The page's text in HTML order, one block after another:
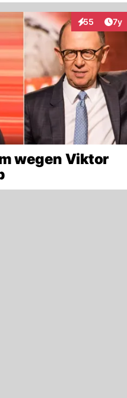
55
Interaktionen
7y
wegen Viktor